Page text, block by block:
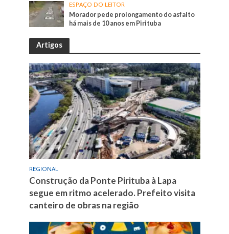
ESPAÇO DO LEITOR
Morador pede prolongamento do asfalto
há mais de 10 anos em Pirituba
Artigos
REGIONAL
Construção da Ponte Pirituba à Lapa
segue em ritmo acelerado. Prefeito visita
canteiro de obras na região